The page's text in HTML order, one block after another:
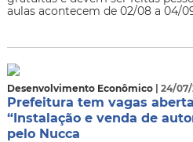
aulas acontecem de 02/08 a 04/
Desenvolvimento Econômico | 24/
Prefeitura tem vagas
“Instalação e venda de
pelo Nucca